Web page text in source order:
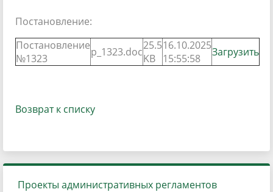
Постановление:
Постановление
№1323
p_1323.doc25.5
KB
16.10.2025
15:55:58
Загрузить
Возврат к списку
Проекты административных регламентов